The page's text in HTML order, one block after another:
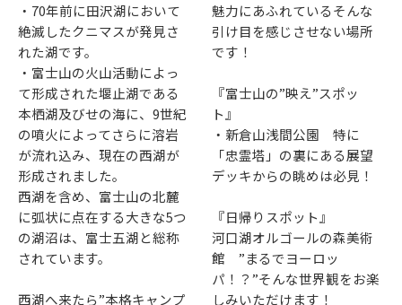
・70年前に田沢湖において
絶滅したクニマスが発見さ
れた湖です。
・富士山の火山活動によっ
て形成された堰止湖である
本栖湖及びせの海に、9世紀
の噴火によってさらに溶岩
が流れ込み、現在の西湖が
形成されました。
西湖を含め、富士山の北麓
に弧状に点在する大きな5つ
の湖沼は、富士五湖と総称
されています。
西湖へ来たら”本格キャンプ
魅力にあふれているそんな
引け目を感じさせない場所
です！
『富士山の”映え”スポッ
ト』
・新倉山浅間公園 特に
「忠霊塔」の裏にある展望
デッキからの眺めは必見！
『日帰りスポット』
河口湖オルゴールの森美術
館 ”まるでヨーロッ
パ！？”そんな世界観をお楽
しみいただけます！